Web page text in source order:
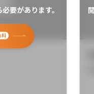
要があります。
料